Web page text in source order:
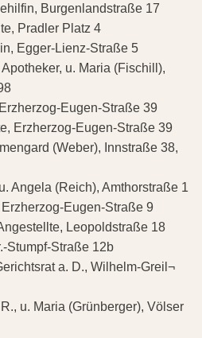
Burgenlandstraße 17
Pradler Platz 4
Egger-Lienz-Straße 5
u. Maria (Fischill),
Eugen-Straße 39
Erzherzog-Eugen-Straße 39
(Weber), Innstraße 38,
Angela (Reich), Amthorstraße 1
Eugen-Straße 9
Leopoldstraße 18
Stumpf-Straße 12b
a. D., Wilhelm-Greil¬
u. Maria (Grünberger), Völser